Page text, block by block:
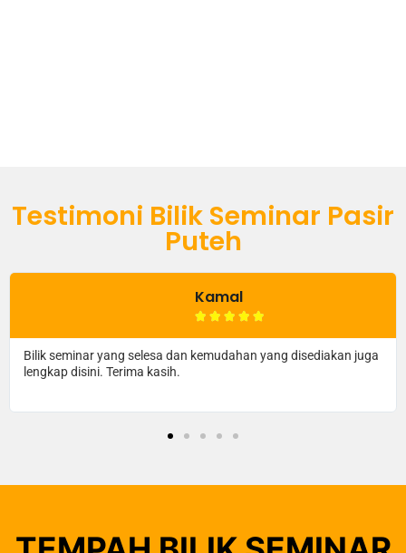
Testimoni Bilik Seminar Pasir
Puteh
Kamal
    
Bilik seminar yang selesa dan kemudahan yang disediakan juga
lengkap disini. Terima kasih.